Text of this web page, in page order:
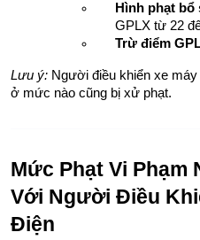
Hình phạt bổ
GPLX từ 22
Trừ điểm
Lưu ý: Người điều khiển xe
ở mức nào cũng bị xử phạt.
Mức Phạt Vi Phạm
Với Người Điều
Điện